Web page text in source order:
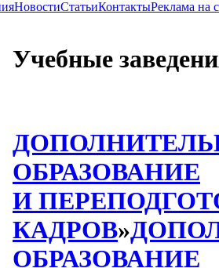
НовостиСтатьиКонтактыРеклама на
Учебные
ОБРАЗОВАНИЕ
И
КАДРОВ»
ОБРАЗОВАНИЕ